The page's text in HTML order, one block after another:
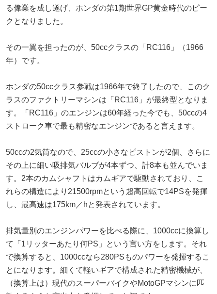
る偉業を成し遂げ、ホンダの第1期世界GP黄金時代のピー
クとなりました。
その一翼を担ったのが、50ccクラスの「RC116」（1966
年）です。
ホンダの50ccクラス参戦は1966年で終了したので、このク
ラスのファクトリーマシンは「RC116」が最終型となりま
す。「RC116」のエンジンは60年経った今でも、50ccの4
ストローク車で最も精密なエンジンであると言えます。
50ccの2気筒なので、25ccの小さなピストンが2個、さらに
その上に細い吸排気バルブが4本ずつ、計8本も並んでいま
す。2本のカムシャフトはカムギアで駆動されており、こ
れらの構造により21500rpmという超高回転で14PSを発揮
し、最高速は175km／hと発表されています。
排気量別のエンジンパワーを比べる際に、1000ccに換算し
て「1リッターあたり何PS」という言い方をします。それ
で換算すると、1000ccなら280PSものパワーを発揮するこ
とになります。細くて軽いギアで構成された精密機械が、
（換算上は）現代のスーパーバイクやMotoGPマシンに匹